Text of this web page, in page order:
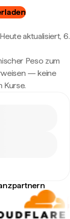
Heute aktualisiert, 6.
Peso zum
— keine
Kurse.